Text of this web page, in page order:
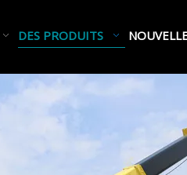
DES PRODUITS